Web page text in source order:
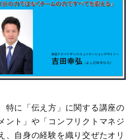
特に「伝え方」に関する講座の
ント」や「コンフリクトマネジ
、自身の経験を織り交ぜたオリ